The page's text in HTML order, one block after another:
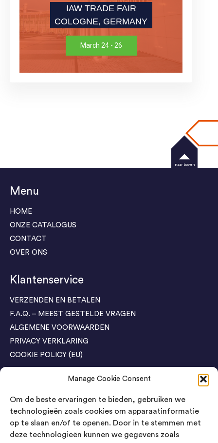
Manage Cookie Consent
Om de beste ervaringen te bieden, gebruiken we
technologieën zoals cookies om apparaatinformatie
op te slaan en/of te openen. Door in te stemmen met
deze technologieën kunnen we gegevens zoals
IAW TRADE FAIR
COLOGNE, GERMANY
March 24 - 26
Menu
HOME
ONZE CATALOGUS
CONTACT
OVER ONS
Klantenservice
VERZENDEN EN BETALEN
F.A.Q. – MEEST GESTELDE VRAGEN
ALGEMENE VOORWAARDEN
PRIVACY VERKLARING
COOKIE POLICY (EU)
Agenda Trade Shows
04-05 November / SVG FAIR Winterswijk
Bestel GRATIS kaarten
Bestel GRATIS kaarten
naar boven